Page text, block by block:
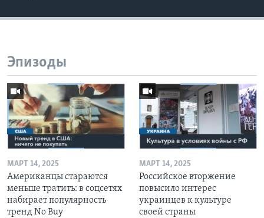
Эпизоды
МАРТ 14, 2025
Американцы стараются
меньше тратить: в соцсетях
набирает популярность
тренд No Buy
МАРТ 14, 2025
Российское вторжение
повысило интерес
украинцев к культуре
своей страны